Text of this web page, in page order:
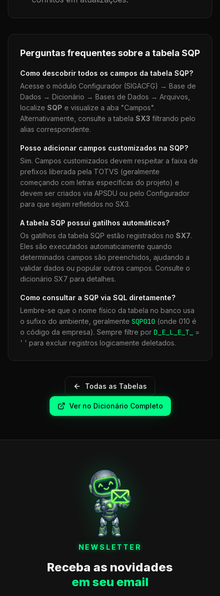
Perguntas frequentes sobre a tabela SQP
Como descobrir todos os campos da tabela SQP?
Acesse o módulo Configurador (SIGACFG) → Base de
Dados → Dicionário → Bases de Dados → Arquivos,
localize SQP e visualize a aba "Campos".
Alternativamente, consulte a tabela SX3 filtrando pelo
alias correspondente.
Posso adicionar campos customizados na SQP?
Sim. Campos customizados devem respeitar a faixa de
prefixos liberada pela TOTVS (geralmente
começando com letras específicas do projeto) e
devem ser criados via APSDU ou pelo Configurador
para que sejam refletidos no SX3.
A tabela SQP possui gatilhos automáticos?
Os gatilhos da tabela SQP estão registrados no SX7.
Eles são executados automaticamente quando
determinados campos são preenchidos, ajudando a
validar dados ou popular outros campos. Consulte o
dicionário SX7 para detalhes.
Como consultar a SQP via SQL diretamente?
Lembre-se que o nome físico da tabela no banco usa
o sufixo do ambiente, geralmente SQP010 (onde 010 é
o código da empresa). Sempre filtre por D_E_L_E_T_
=
' ' para excluir registros logicamente deletados.
Todas as Tabelas
Ver no Dicionário Completo
NEWSLETTER
Receba as novidades
em seu email